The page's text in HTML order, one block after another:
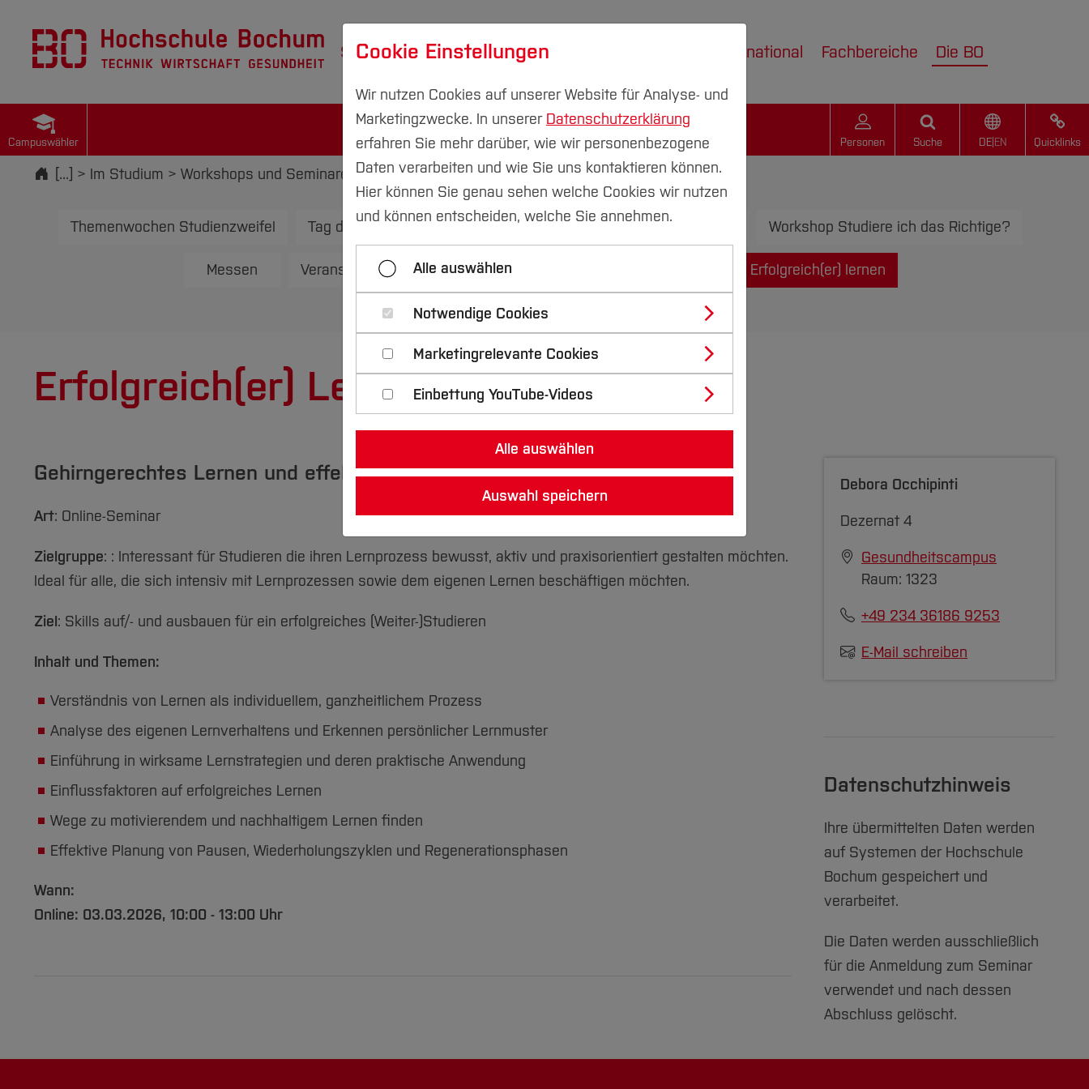
Studium Forschung & Transfer International Fachbereiche Die BO
Campuswähler Personen Suche DE| EN Quicklinks
Startseite
[...] Im Studium Workshops und Seminare Veranstaltungen Studienzweifel Erfolgreich(er) lernen
Themenwochen Studienzweifel Tag des Studienzweifels So hab´ich mir das nicht vorgestellt! Workshop Studiere ich das Richtige?
Messen Veranstaltungsreihe Arbeitsagentur Erfolgreich(er) lernen
Erfolgreich(er) Lernen
Gehirngerechtes Lernen und effektive Prüfungsvorbereitung
Art: Online-Seminar
Zielgruppe: : Interessant für Studieren die ihren Lernprozess bewusst, aktiv und praxisorientiert gestalten möchten.
Ideal für alle, die sich intensiv mit Lernprozessen sowie dem eigenen Lernen beschäftigen möchten.
Ziel: Skills auf/- und ausbauen für ein erfolgreiches (Weiter-)Studieren
Inhalt und Themen:
Verständnis von Lernen als individuellem, ganzheitlichem Prozess
Analyse des eigenen Lernverhaltens und Erkennen persönlicher Lernmuster
Einführung in wirksame Lernstrategien und deren praktische Anwendung
Einflussfaktoren auf erfolgreiches Lernen
Wege zu motivierendem und nachhaltigem Lernen finden
Effektive Planung von Pausen, Wiederholungszyklen und Regenerationsphasen
Wann:
Online: 03.03.2026, 10:00 - 13:00 Uhr
Debora Occhipinti
Dezernat 4
Gesundheitscampus
Raum: 1323
+49 234 36186 9253
E-Mail schreiben
Datenschutzhinweis
Ihre übermittelten Daten werden
auf Systemen der Hochschule
Bochum gespeichert und
verarbeitet.
Die Daten werden ausschließlich
für die Anmeldung zum Seminar
verwendet und nach dessen
Abschluss gelöscht.
Cookie Einstellungen
Wir nutzen Cookies auf unserer Website für Analyse- und
Marketingzwecke. In unserer Datenschutzerklärung
erfahren Sie mehr darüber, wie wir personenbezogene
Daten verarbeiten und wie Sie uns kontaktieren können.
Hier können Sie genau sehen welche Cookies wir nutzen
und können entscheiden, welche Sie annehmen.
Alle auswählen
Notwendige Cookies
Marketingrelevante Cookies
Einbettung YouTube-Videos
Alle auswählen
Auswahl speichern